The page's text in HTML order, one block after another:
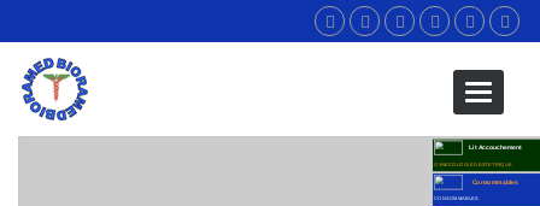
Toggle
Lit Accouchement
GYNECOLOGIE OBSTETRIQUE
Consommables
CONSOMMABLES